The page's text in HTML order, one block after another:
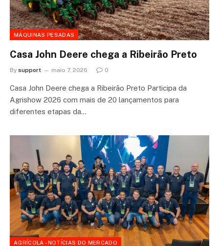
MÁQUINAS PESADAS
Casa John Deere chega a Ribeirão Preto
By support maio 7, 2026 0
Casa John Deere chega a Ribeirão Preto Participa da
Agrishow 2026 com mais de 20 lançamentos para
diferentes etapas da…
AGRÍCOLA - NOTÍCIAS DO MERCADO